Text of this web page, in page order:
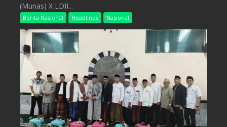
(Munas) X LDII...
Berita Nasional Headlines Nasional